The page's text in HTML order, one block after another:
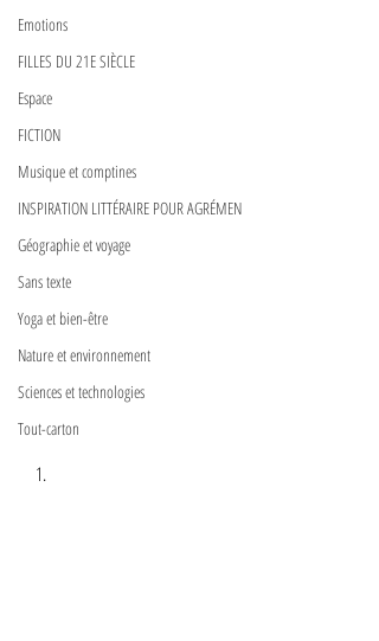
Emotions
FILLES DU 21E SIÈCLE
Espace
FICTION
Musique et comptines
INSPIRATION LITTÉRAIRE POUR AGRÉMEN
Géographie et voyage
Sans texte
Yoga et bien-être
Nature et environnement
Sciences et technologies
Tout-carton